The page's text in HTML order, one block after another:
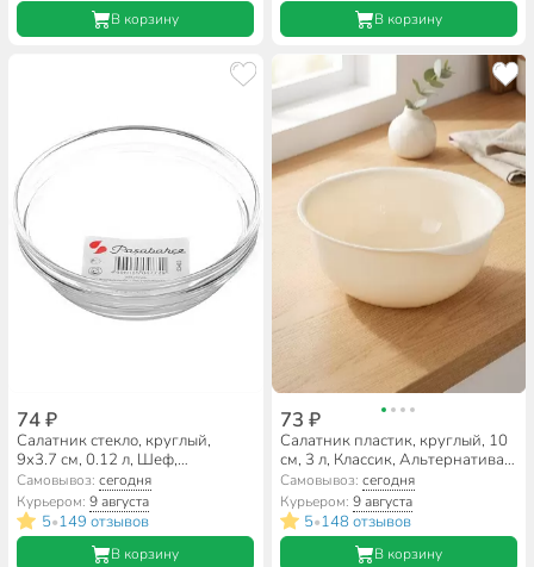
В корзину В корзину
74 ₽
Салатник стекло, круглый,
9х3.7 см, 0.12 л, Шеф,
Pasabahce, 53483 TMP SL/St
Самовывоз:сегодня
Курьером:9 августа
5•149 отзывов
В корзину
73 ₽
Салатник пластик, круглый, 10
см, 3 л, Классик, Альтернатива,
М7669, бежевый
Самовывоз: сегодня
Курьером: 9 августа
5•148 отзывов
В корзину